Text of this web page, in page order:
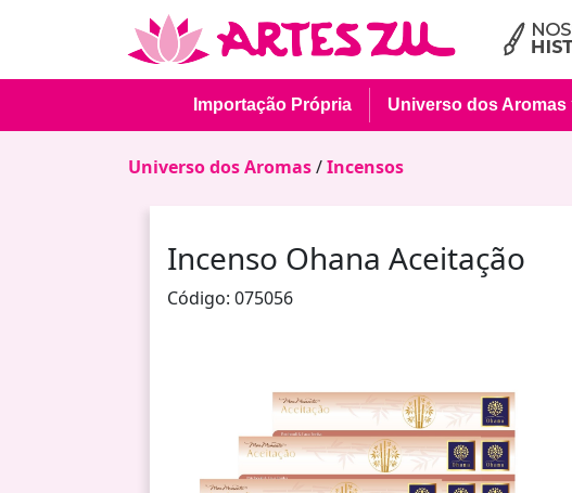
Importação Própria Universo dos Aromas
Universo dos Aromas/Incensos
Incenso Ohana Aceitação
Código: 075056